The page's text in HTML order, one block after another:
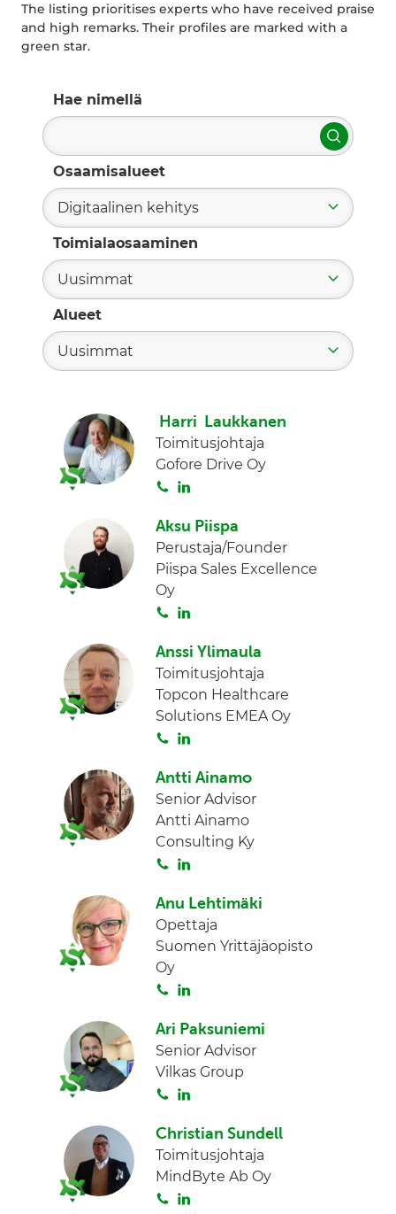
The listing prioritises experts who have received praise
and high remarks. Their profiles are marked with a
green star.
Hae nimellä
Hae
Osaamisalueet
Digitaalinen kehitys
Toimialaosaaminen
Uusimmat
Alueet
Uusimmat
Harri Laukkanen
Toimitusjohtaja
Gofore Drive Oy
S
i
t
a
n
k
e
Aksu Piispa
Perustaja/Founder
Piispa Sales Excellence
Oy
S
i
t
a
n
k
e
d
Anssi Ylimaula
Toimitusjohtaja
Topcon Healthcare
Solutions EMEA Oy
S
i
t
a
n
k
e
d
Antti Ainamo
Senior Advisor
Antti Ainamo
Consulting Ky
S
i
t
a
n
k
e
Anu Lehtimäki
Opettaja
Suomen Yrittäjäopisto
Oy
S
i
t
a
n
k
e
n
Ari Paksuniemi
Senior Advisor
Vilkas Group
S
i
t
a
n
k
e
Christian Sundell
Toimitusjohtaja
MindByte Ab Oy
S